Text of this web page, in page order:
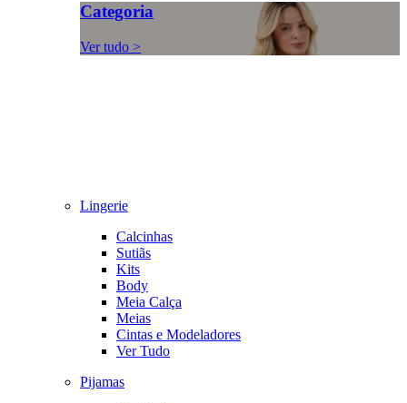
Categoria
Ver tudo >
Lingerie
Calcinhas
Sutiãs
Kits
Body
Meia Calça
Meias
Cintas e Modeladores
Ver Tudo
Pijamas